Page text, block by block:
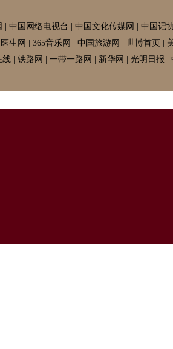
中国网络电视台 中国文化传媒网
中国记
生网 365音乐网 中国旅游网 世博首页
线 铁路网 一带一路网 新华网 光明日报